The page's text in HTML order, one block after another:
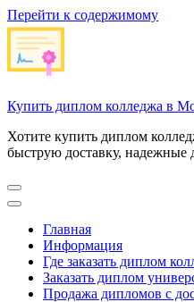
Перейти к содержимому
Купить диплом колледжа в
Хотите купить диплом
быструю доставку, надежные
Главная
Информация
Где заказать диплом
Заказать диплом
Продажа дипломов с